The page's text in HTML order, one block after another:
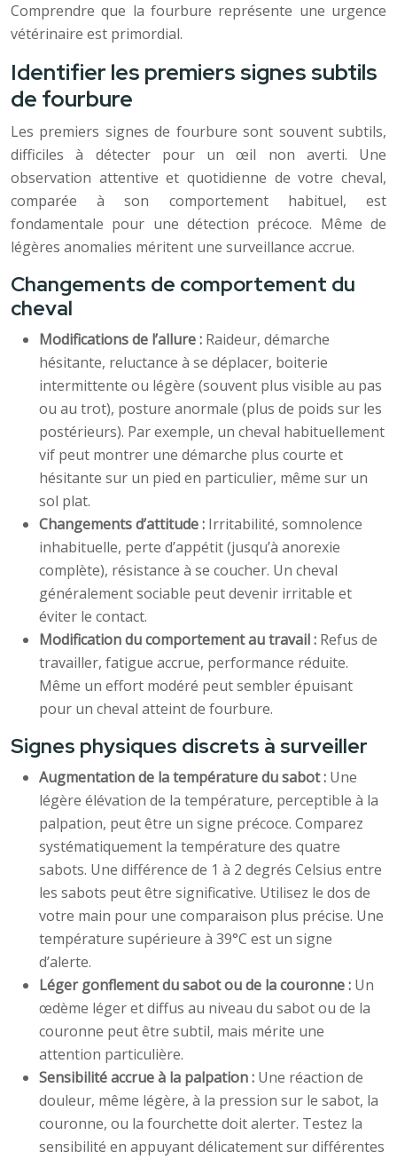
Comprendre que la fourbure représente une urgence
vétérinaire est primordial.
Identifier les premiers signes subtils
de fourbure
Les premiers signes de fourbure sont souvent subtils,
difficiles à détecter pour un œil non averti. Une
observation attentive et quotidienne de votre cheval,
comparée à son comportement habituel, est
fondamentale pour une détection précoce. Même de
légères anomalies méritent une surveillance accrue.
Changements de comportement du
cheval
Modifications de l’allure : Raideur, démarche
hésitante, reluctance à se déplacer, boiterie
intermittente ou légère (souvent plus visible au pas
ou au trot), posture anormale (plus de poids sur les
postérieurs). Par exemple, un cheval habituellement
vif peut montrer une démarche plus courte et
hésitante sur un pied en particulier, même sur un
sol plat.
Changements d’attitude : Irritabilité, somnolence
inhabituelle, perte d’appétit (jusqu’à anorexie
complète), résistance à se coucher. Un cheval
généralement sociable peut devenir irritable et
éviter le contact.
Modification du comportement au travail : Refus de
travailler, fatigue accrue, performance réduite.
Même un effort modéré peut sembler épuisant
pour un cheval atteint de fourbure.
Signes physiques discrets à surveiller
Augmentation de la température du sabot : Une
légère élévation de la température, perceptible à la
palpation, peut être un signe précoce. Comparez
systématiquement la température des quatre
sabots. Une différence de 1 à 2 degrés Celsius entre
les sabots peut être significative. Utilisez le dos de
votre main pour une comparaison plus précise. Une
température supérieure à 39°C est un signe
d’alerte.
Léger gonflement du sabot ou de la couronne : Un
œdème léger et diffus au niveau du sabot ou de la
couronne peut être subtil, mais mérite une
attention particulière.
Sensibilité accrue à la palpation : Une réaction de
douleur, même légère, à la pression sur le sabot, la
couronne, ou la fourchette doit alerter. Testez la
sensibilité en appuyant délicatement sur différentes